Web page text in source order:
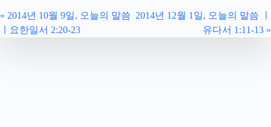
a
y
t
« 2014년 10월 9일, 오늘의 말씀
ㅣ요한일서 2:20-23
2014년 12월 1일, 오늘의 말씀 ㅣ
유다서 1:11-13 »